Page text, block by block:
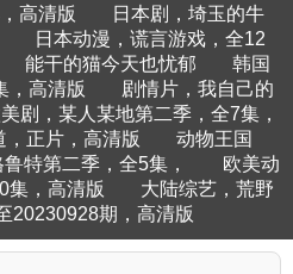
高清版
日本剧，埼玉的牛
日本动漫，谎言游戏，全12
能干的猫今天也忧郁
韩国
，高清版
剧情片，我自己的
剧，某人某地第二季，全7集，
，正片，高清版
动物王国
特第二季，全5集，
欧美动
集，高清版
大陆综艺，荒野
20230928期，高清版